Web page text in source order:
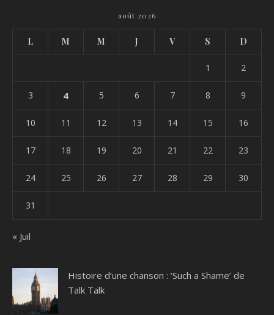
août 2026
L M M J V S D
1 2
3 4 5 6 7 8 9
10 11 12 13 14 15 16
17 18 19 20 21 22 23
24 25 26 27 28 29 30
31
« Juil
Histoire d’une chanson : ‘Such a Shame’ de
Talk Talk